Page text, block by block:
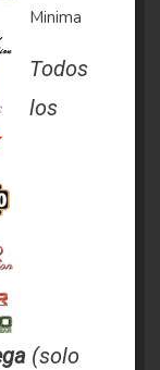
Minima
Todos
los
(solo